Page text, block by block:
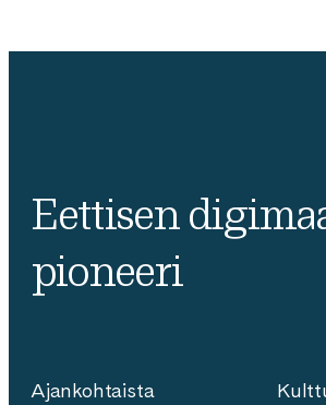
Eettisen
pioneeri
Ajankohtaista